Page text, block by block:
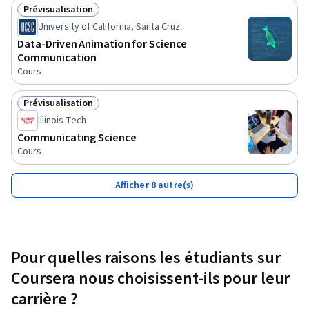
Statut : Prévisualisation
Prévisualisation
University of California, Santa Cruz
Data-Driven Animation for Science
Communication
Cours
Statut : Prévisualisation
Prévisualisation
Illinois Tech
Communicating Science
Cours
Afficher 8 autre(s)
Pour quelles raisons les étudiants sur
Coursera nous choisissent-ils pour leur
carrière ?